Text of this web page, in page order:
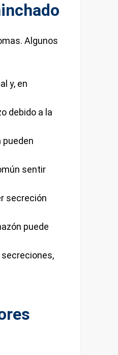
Algunos
y, en
debido a la
pueden
sentir
secreción
puede